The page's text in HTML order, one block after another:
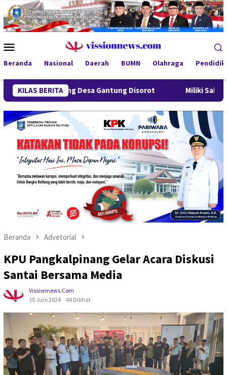
Loncat
ke
konten
Mobile
Beranda Nasional Daerah BUMN Olahraga
KILAS BERITA
Desa Gantung Disorot Miliki Sabu 50 Gram, IRT
Beranda Advetorial
KPU Pangkalpinang Gelar Acara Diskusi
Santai Bersama Media
Vissionnews.com
30 Juni 2024
44 Dilihat